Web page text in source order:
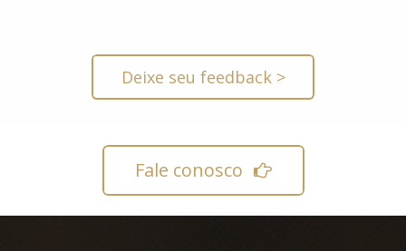
Deixe seu feedback >
Fale conosco